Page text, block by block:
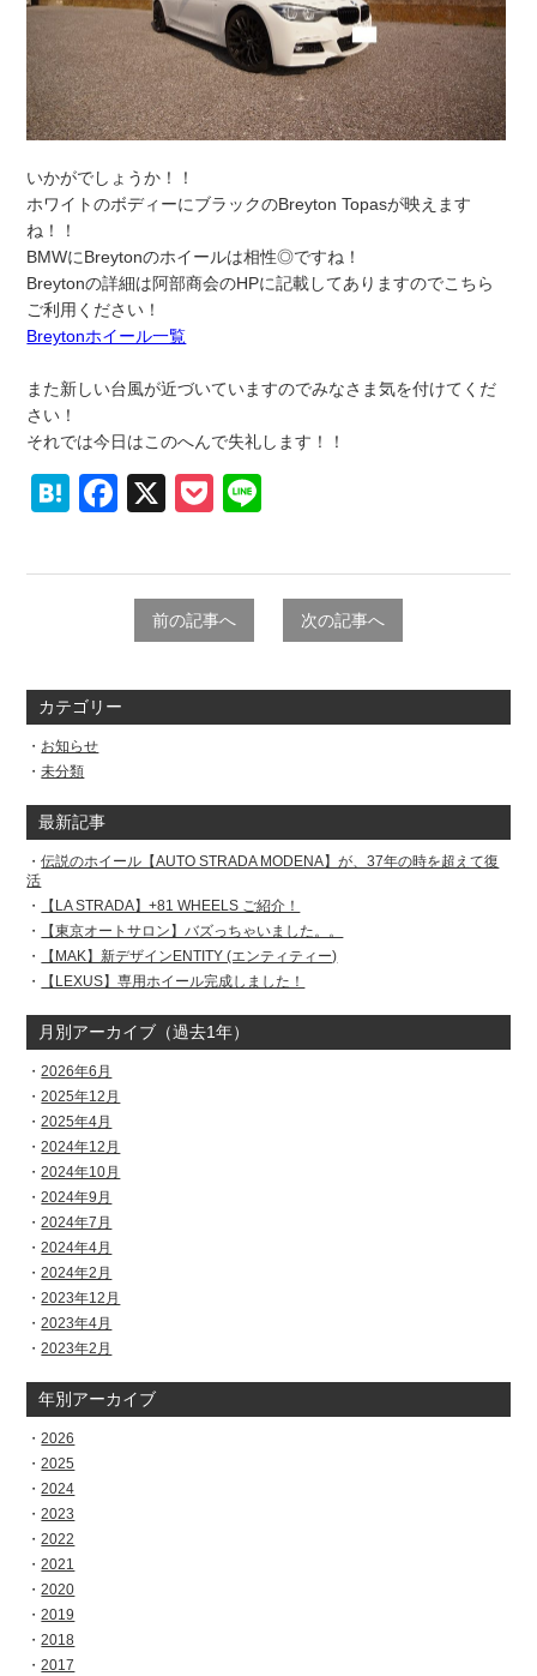
カテゴリー
お知らせ
未分類
最新記事
伝説のホイール【AUTO STRADA MODENA】が、37年の時を超えて復
活
【LA STRADA】+81 WHEELS ご紹介！
【東京オートサロン】バズっちゃいました。。
【MAK】新デザインENTITY (エンティティー)
【LEXUS】専用ホイール完成しました！
月別アーカイブ（過去1年）
2026年6月
2025年12月
2025年4月
2024年12月
2024年10月
2024年9月
2024年7月
2024年4月
2024年2月
2023年12月
2023年4月
2023年2月
年別アーカイブ
2026
2025
2024
2023
2022
2021
2020
2019
2018
2017
いかがでしょうか！！
ホワイトのボディーにブラックのBreyton Topasが映えます
ね！！
BMWにBreytonのホイールは相性◎ですね！
Breytonの詳細は阿部商会のHPに記載してありますのでこちら
ご利用ください！
Breytonホイール一覧
また新しい台風が近づいていますのでみなさま気を付けてくだ
さい！
それでは今日はこのへんで失礼します！！
Hatena
Facebook
X Pocket
前の記事へ 次の記事へ